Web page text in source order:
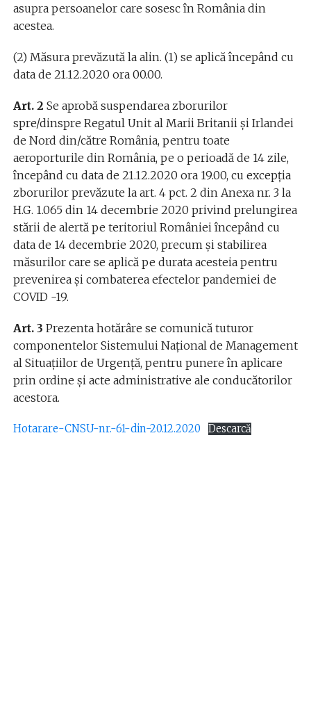
asupra persoanelor care sosesc în România din
acestea.
(2) Măsura prevăzută la alin. (1) se aplică începând cu
data de 21.12.2020 ora 00.00.
Art. 2 Se aprobă suspendarea zborurilor
spre/dinspre Regatul Unit al Marii Britanii și Irlandei
de Nord din/către România, pentru toate
aeroporturile din România, pe o perioadă de 14 zile,
începând cu data de 21.12.2020 ora 19.00, cu excepția
zborurilor prevăzute la art. 4 pct. 2 din Anexa nr. 3 la
H.G. 1.065 din 14 decembrie 2020 privind prelungirea
stării de alertă pe teritoriul României începând cu
data de 14 decembrie 2020, precum și stabilirea
măsurilor care se aplică pe durata acesteia pentru
prevenirea și combaterea efectelor pandemiei de
COVID -19.
Art. 3 Prezenta hotărâre se comunică tuturor
componentelor Sistemului Național de Management
al Situațiilor de Urgență, pentru punere în aplicare
prin ordine și acte administrative ale conducătorilor
acestora.
Hotarare-CNSU-nr.-61-din-20.12.2020 Descarcă